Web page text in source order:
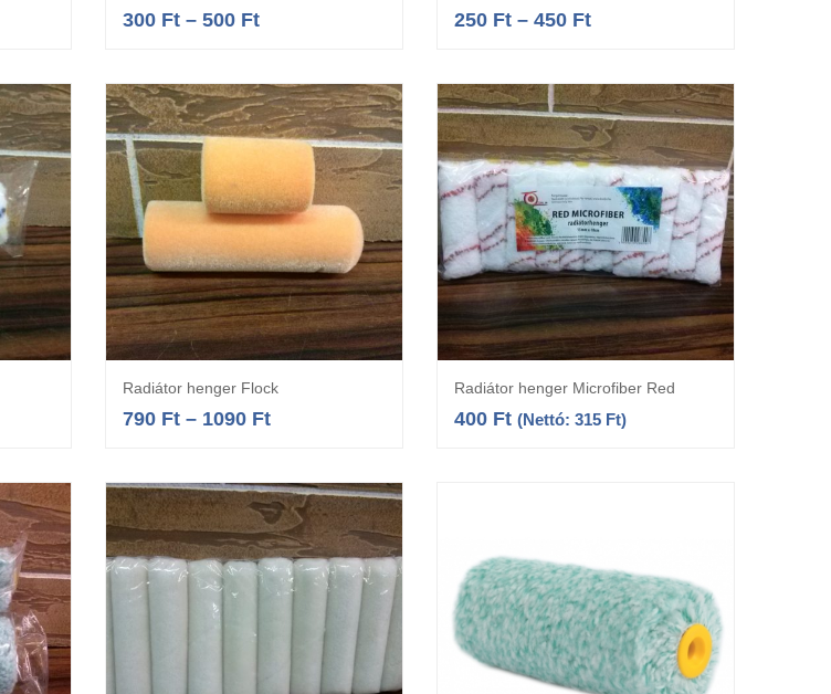
300 Ft– 500 Ft 250 Ft– 450 Ft
Opciók választása
Radiátor henger Flock
790 Ft– 1090 Ft
Kosárba teszem
Radiátor henger Microfiber Red
400 Ft (Nettó: 315 Ft)